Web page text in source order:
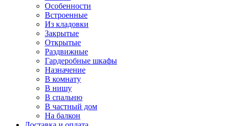
Особенности
Встроенные
Из кладовки
Закрытые
Открытые
Раздвижные
Гардеробные шкафы
Назначение
В комнату
В нишу
В спальню
В частный дом
На балкон